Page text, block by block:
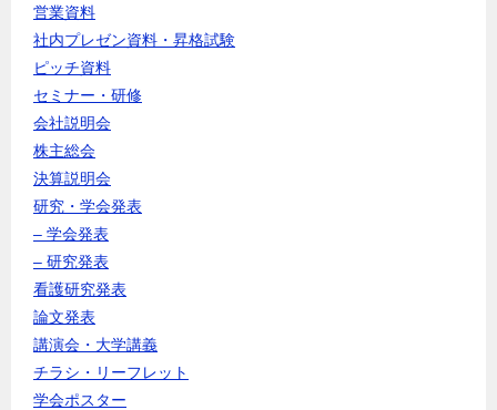
営業資料
社内プレゼン資料・昇格試験
ピッチ資料
セミナー・研修
会社説明会
株主総会
決算説明会
研究・学会発表
– 学会発表
– 研究発表
看護研究発表
論文発表
講演会・大学講義
チラシ・リーフレット
学会ポスター